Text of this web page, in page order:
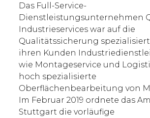
Das Full-Service-
Dienstleistungsunternehmen
Industrieservices war auf die
Qualitätssicherung
ihren Kunden
wie Montageservice und
hoch spezialisierte
Oberflächenbearbeitung von
Im Februar 2019 ordnete das
Stuttgart die vorläufige